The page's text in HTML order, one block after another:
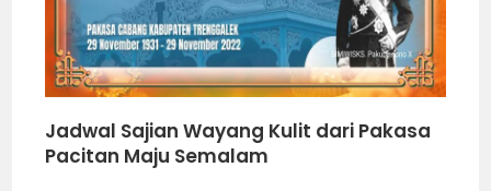
Jadwal Sajian Wayang Kulit dari Pakasa
Pacitan Maju Semalam